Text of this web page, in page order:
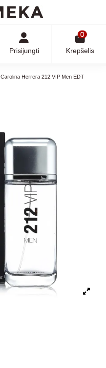
Prisijungti
0
Krepšelis
Carolina Herrera 212 VIP Men EDT